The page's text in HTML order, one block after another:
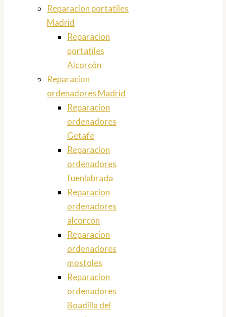
Reparacion portatiles
Madrid
Reparacion
portatiles
Alcorcón
Reparacion
ordenadores Madrid
Reparacion
ordenadores
Getafe
Reparacion
ordenadores
fuenlabrada
Reparacion
ordenadores
alcorcon
Reparacion
ordenadores
mostoles
Reparacion
ordenadores
Boadilla del